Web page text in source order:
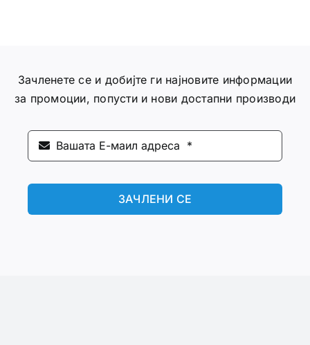
Зачленете се и добијте ги најновите информации
за промоции, попусти и нови достапни производи
ЗАЧЛЕНИ СЕ